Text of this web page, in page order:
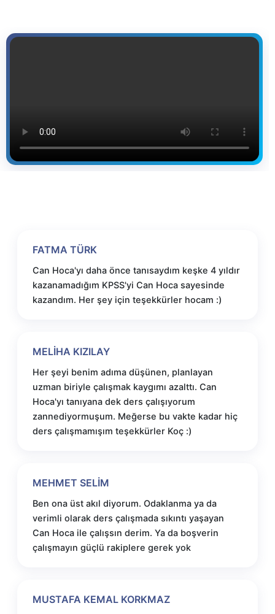
FATMA TÜRK
Can Hoca'yı daha önce tanısaydım keşke 4 yıldır
kazanamadığım KPSS'yi Can Hoca sayesinde
kazandım. Her şey için teşekkürler hocam :)
MELİHA KIZILAY
Her şeyi benim adıma düşünen, planlayan
uzman biriyle çalışmak kaygımı azalttı. Can
Hoca'yı tanıyana dek ders çalışıyorum
zannediyormuşum. Meğerse bu vakte kadar hiç
ders çalışmamışım teşekkürler Koç :)
MEHMET SELİM
Ben ona üst akıl diyorum. Odaklanma ya da
verimli olarak ders çalışmada sıkıntı yaşayan
Can Hoca ile çalışsın derim. Ya da boşverin
çalışmayın güçlü rakiplere gerek yok
MUSTAFA KEMAL KORKMAZ